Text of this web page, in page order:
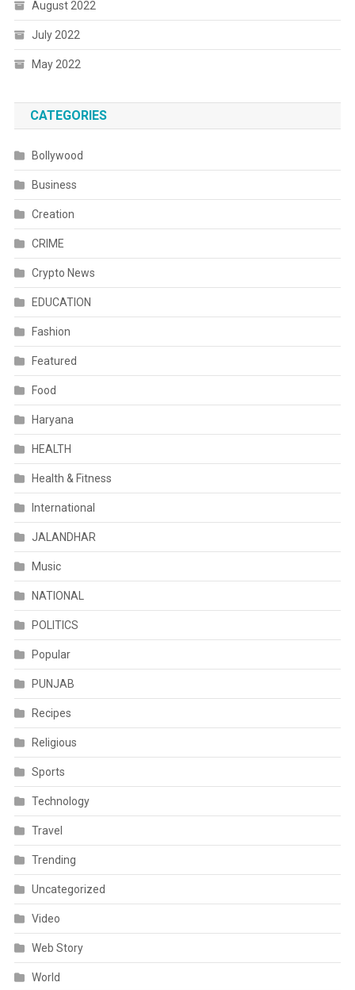
August 2022
July 2022
May 2022
CATEGORIES
Bollywood
Business
Creation
CRIME
Crypto News
EDUCATION
Fashion
Featured
Food
Haryana
HEALTH
Health & Fitness
International
JALANDHAR
Music
NATIONAL
POLITICS
Popular
PUNJAB
Recipes
Religious
Sports
Technology
Travel
Trending
Uncategorized
Video
Web Story
World